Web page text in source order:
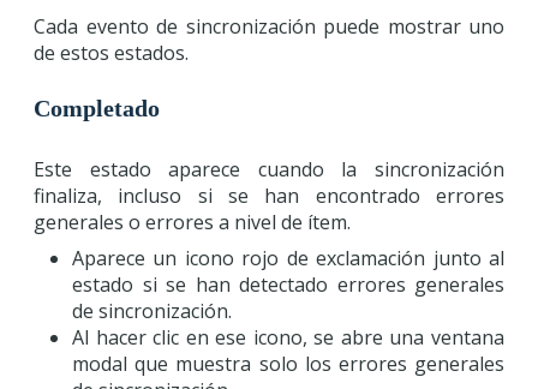
Cada evento de sincronización puede mostrar uno
de estos estados.
Completado
Este estado aparece cuando la sincronización
finaliza, incluso si se han encontrado errores
generales o errores a nivel de ítem.
Aparece un icono rojo de exclamación junto al
estado si se han detectado errores generales
de sincronización.
Al hacer clic en ese icono, se abre una ventana
modal que muestra solo los errores generales